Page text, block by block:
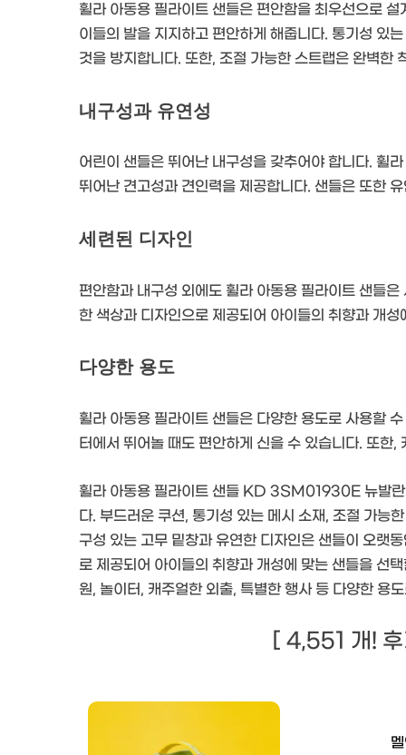
휠라 아동용 필라이트 샌들은 편안함을 최우선으로
이들의 발을 지지하고 편안하게 해줍니다. 통기성 있
것을 방지합니다. 또한, 조절 가능한 스트랩은 완벽한
내구성과 유연성
어린이 샌들은 뛰어난 내구성을 갖추어야 합니다. 휠
뛰어난 견고성과 견인력을 제공합니다. 샌들은 또한
세련된 디자인
편안함과 내구성 외에도 휠라 아동용 필라이트 샌들
한 색상과 디자인으로 제공되어 아이들의 취향과 개
다양한 용도
휠라 아동용 필라이트 샌들은 다양한 용도로 사용할
터에서 뛰어놀 때도 편안하게 신을 수 있습니다. 또한
휠라 아동용 필라이트 샌들 KD 3SM01930E 뉴발란
다. 부드러운 쿠션, 통기성 있는 메시 소재, 조절 가능
구성 있는 고무 밑창과 유연한 디자인은 샌들이 오랫
로 제공되어 아이들의 취향과 개성에 맞는 샌들을 선
원, 놀이터, 캐주얼한 외출, 특별한 행사 등 다양한 용
[ 4,551 개!